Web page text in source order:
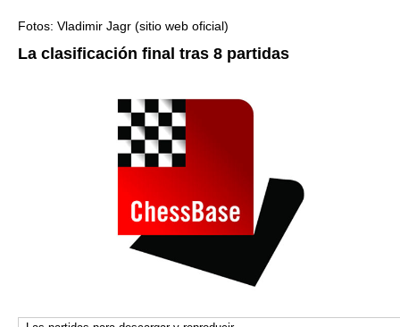
Fotos: Vladimir Jagr (sitio web oficial)
La clasificación final tras 8 partidas